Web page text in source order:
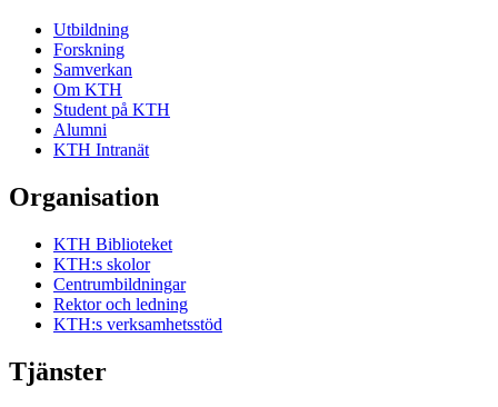
Utbildning
Forskning
Samverkan
Om KTH
Student på KTH
Alumni
KTH Intranät
Organisation
KTH Biblioteket
KTH:s skolor
Centrumbildningar
Rektor och ledning
KTH:s verksamhetsstöd
Tjänster